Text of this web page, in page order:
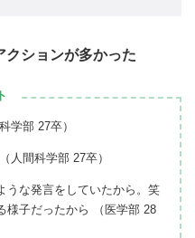
ションが多かった
学部 27卒）
人間科学部 27卒）
うな発言をしていたから。笑
様子だったから （医学部 28